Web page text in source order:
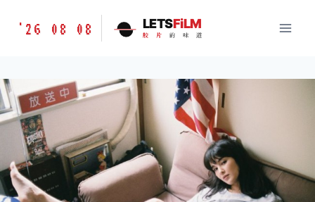
胶
道
LETSFILM
'26 08 08 LETSFiLM
胶 片 的 味 道